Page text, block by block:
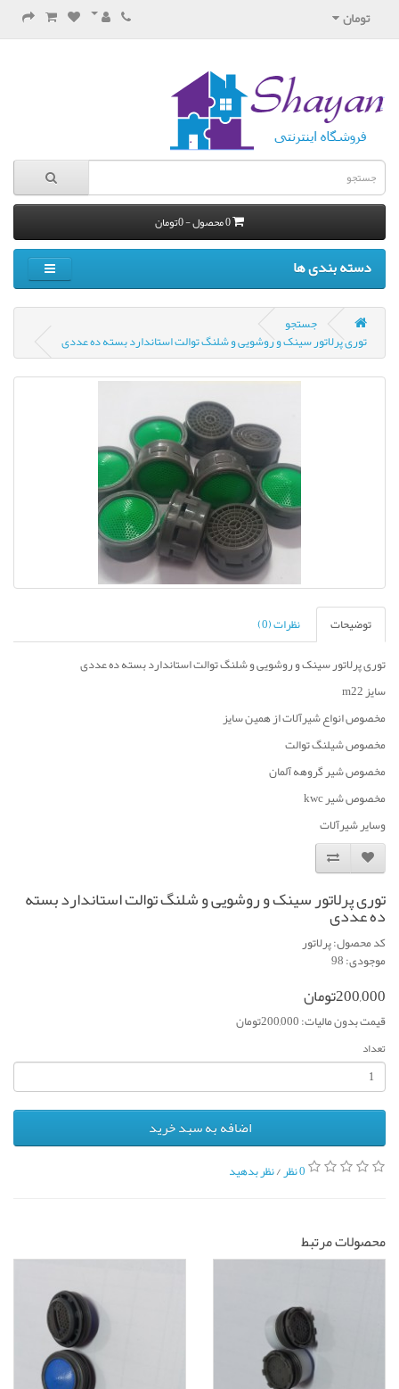
تومان
0 محصول - 0تومان
دسته بندی ها
جستجو
توری پرلاتور سینک و روشویی و شلنگ توالت استاندارد بسته ده عددی
توضیحات
نظرات (0)
توری پرلاتور سینک و روشویی و شلنگ توالت استاندارد بسته ده عددی
سایز m22
مخصوص انواع شیرآلات از همین سایز
مخصوص شیلنگ توالت
مخصوص شیر گروهه آلمان
مخصوص شیر kwc
وسایر شیرآلات
توری پرلاتور سینک و روشویی و شلنگ توالت استاندارد بسته
ده عددی
کد محصول: پرلاتور
موجودی: 98
200,000تومان
قیمت بدون مالیات: 200,000تومان
تعداد
اضافه به سبد خرید
0 نظر /نظر بدهید
محصولات مرتبط